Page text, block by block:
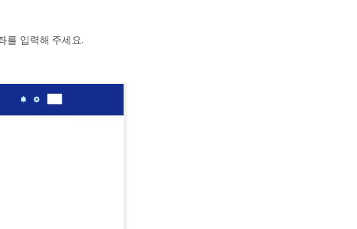
를 입력해 주세요.